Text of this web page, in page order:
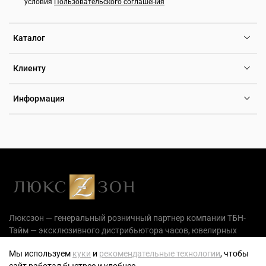
Каталог
Клиенту
Информация
условия Пользовательского соглашения
Люксзон — генеральный розничный партнер компании ТБН-
Тайм — эксклюзивного дистрибьютора часов, ювелирных
Мы используем куки и рекомендательные технологии, чтобы